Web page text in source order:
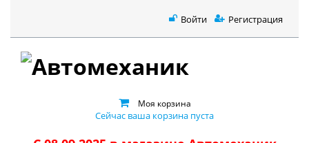
Войти Регистрация
Моя корзина
Сейчас ваша корзина пуста